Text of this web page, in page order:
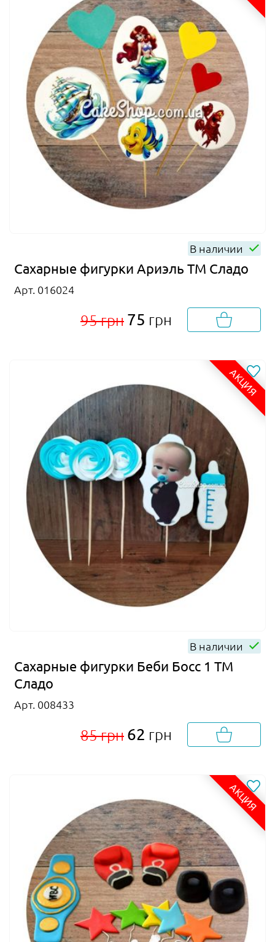
В наличии
Сахарные фигурки Ариэль ТМ Сладо
Арт. 016024
95 грн 75 грн
АКЦИЯ
В наличии
Сахарные фигурки Беби Босс 1 ТМ
Сладо
Арт. 008433
85 грн 62 грн
АКЦИЯ